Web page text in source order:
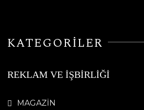
KATEGORİLER
REKLAM VE İŞBİRLİĞİ
MAGAZİN